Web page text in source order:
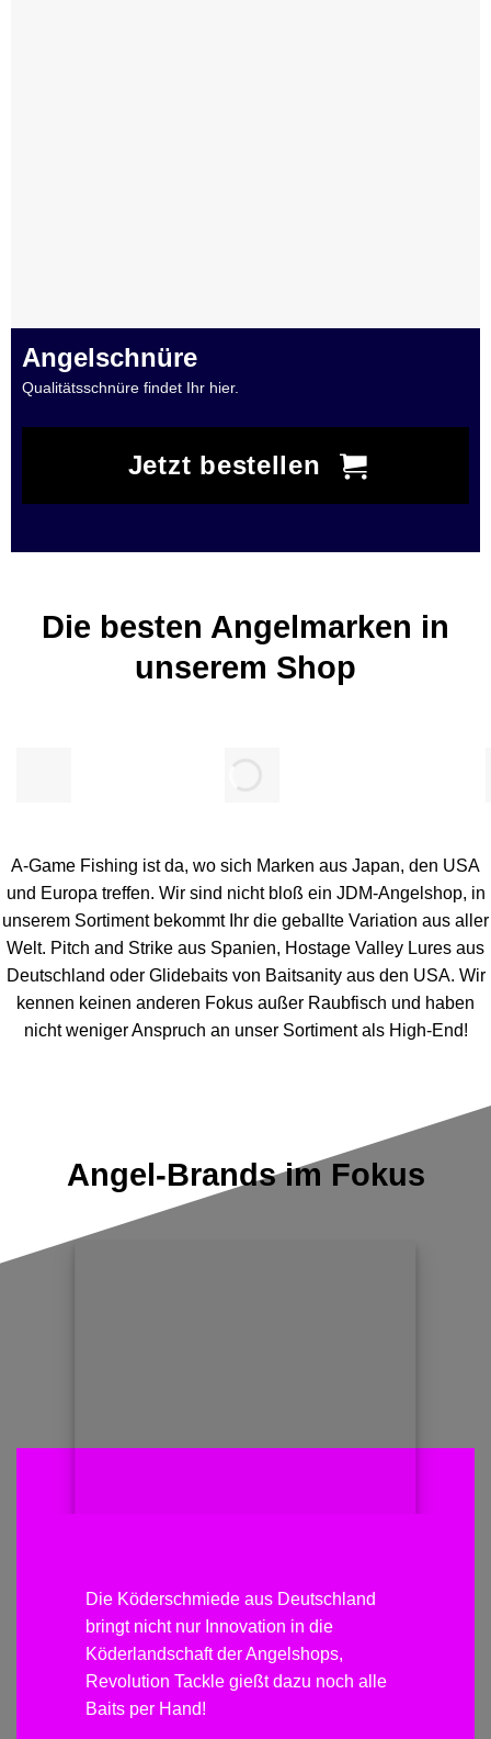
Angelschnüre
Qualitätsschnüre findet Ihr hier.
Jetzt bestellen
Die besten Angelmarken in
unserem Shop
A-Game Fishing ist da, wo sich Marken aus Japan, den USA
und Europa treffen. Wir sind nicht bloß ein JDM-Angelshop, in
unserem Sortiment bekommt Ihr die geballte Variation aus aller
Welt. Pitch and Strike aus Spanien, Hostage Valley Lures aus
Deutschland oder Glidebaits von Baitsanity aus den USA. Wir
kennen keinen anderen Fokus außer Raubfisch und haben
nicht weniger Anspruch an unser Sortiment als High-End!
Angel-Brands im Fokus
Die Köderschmiede aus Deutschland
bringt nicht nur Innovation in die
Köderlandschaft der Angelshops,
Revolution Tackle gießt dazu noch alle
Baits per Hand!